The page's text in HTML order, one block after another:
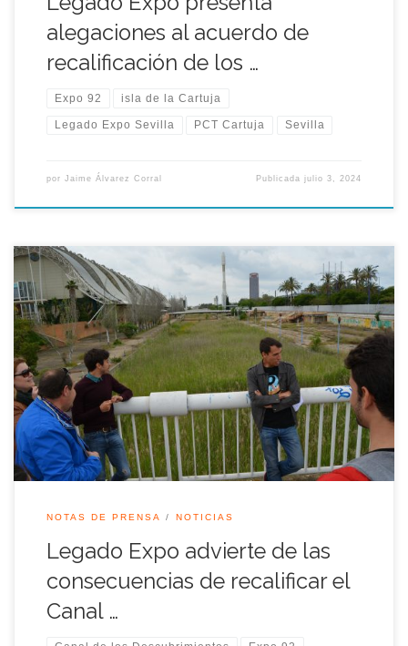
alegaciones al acuerdo de
recalificación de los …
Expo 92 isla de la Cartuja
Legado Expo Sevilla PCT Cartuja Sevilla
por Jaime Álvarez Corral Publicadajulio 3, 2024
Propone aprovechar la oportunidad para mejorar las
dotaciones del PCT y su relación con la ciudad. La asociación
Legado Expo advierte que la decisión del alcalde José Luis
Sanz de recalificar el canal de los Descubrimientos para que
albergue hoteles y oficinas puede alterar la ordenación
urbanística actual del PCT […]
NOTAS DE PRENSA NOTICIAS
Legado Expo advierte de las
consecuencias de recalificar el
Canal …